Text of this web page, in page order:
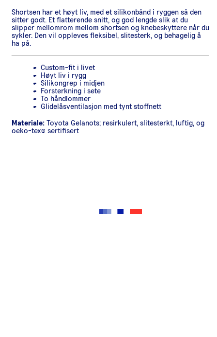
Shortsen har et høyt liv, med et silikonbånd i ryggen så den
sitter godt. Et flatterende snitt, og god lengde slik at du
slipper mellomrom mellom shortsen og knebeskyttere når du
sykler. Den vil oppleves fleksibel, slitesterk, og behagelig å
ha på.
Custom-fit i livet
Høyt liv i rygg
Silikongrep i midjen
Forsterkning i sete
To håndlommer
Glidelåsventilasjon med tynt stoffnett
Materiale: Toyota Gelanots; resirkulert, slitesterkt, luftig, og
oeko-tex® sertifisert